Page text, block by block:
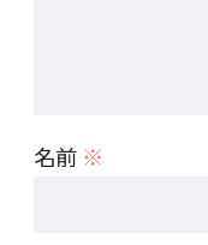
名前 ※